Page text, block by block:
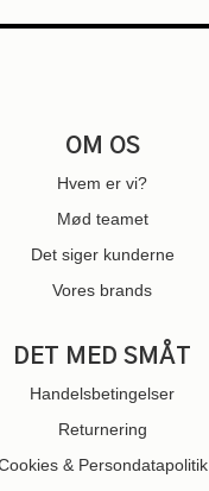
OM OS
Hvem er vi?
Mød teamet
Det siger kunderne
Vores brands
DET MED SMÅT
Handelsbetingelser
Returnering
& Persondatapolitik